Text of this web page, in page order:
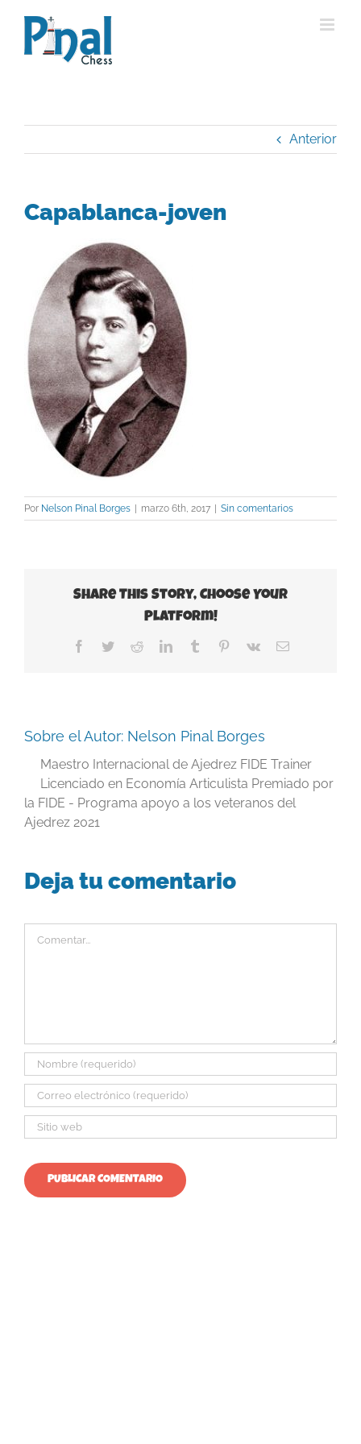
contenido
Anterior
Capablanca-joven
Por Nelson Pinal Borges | marzo 6th, 2017 | Sin comentarios
Share This Story, Choose Your
Platform!
Facebook
TwitterRedditLinkedInTumblr Pinterest
Vk
Correo
Sobre el Autor: Nelson Pinal Borges
Maestro Internacional de Ajedrez FIDE Trainer
Licenciado en Economía Articulista Premiado por
la FIDE - Programa apoyo a los veteranos del
Ajedrez 2021
Deja tu comentario